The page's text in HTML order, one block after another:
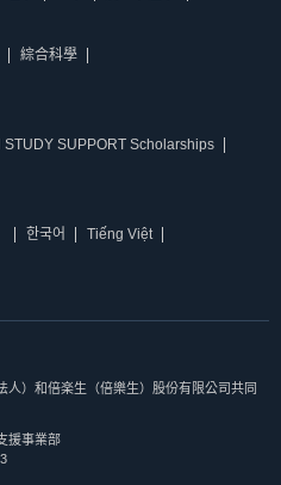
綜合科學
STUDY SUPPORT Scholarships
한국어
Tiếng Việt
）和倍楽生（倍樂生）股份有限公司共同
援事業部